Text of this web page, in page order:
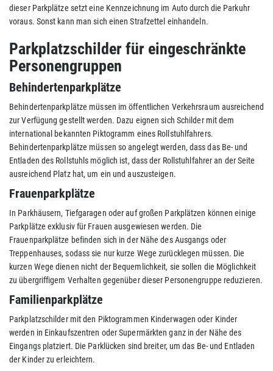
dieser Parkplätze setzt eine Kennzeichnung im Auto durch die Parkuhr
voraus. Sonst kann man sich einen Strafzettel einhandeln.
Parkplatzschilder für eingeschränkte
Personengruppen
Behindertenparkplätze
Behindertenparkplätze müssen im öffentlichen Verkehrsraum ausreichend
zur Verfügung gestellt werden. Dazu eignen sich Schilder mit dem
international bekannten Piktogramm eines Rollstuhlfahrers.
Behindertenparkplätze müssen so angelegt werden, dass das Be- und
Entladen des Rollstuhls möglich ist, dass der Rollstuhlfahrer an der Seite
ausreichend Platz hat, um ein und auszusteigen.
Frauenparkplätze
In Parkhäusern, Tiefgaragen oder auf großen Parkplätzen können einige
Parkplätze exklusiv für Frauen ausgewiesen werden. Die
Frauenparkplätze befinden sich in der Nähe des Ausgangs oder
Treppenhauses, sodass sie nur kurze Wege zurücklegen müssen. Die
kurzen Wege dienen nicht der Bequemlichkeit, sie sollen die Möglichkeit
zu übergriffigem Verhalten gegenüber dieser Personengruppe reduzieren.
Familienparkplätze
Parkplatzschilder mit den Piktogrammen Kinderwagen oder Kinder
werden in Einkaufszentren oder Supermärkten ganz in der Nähe des
Eingangs platziert. Die Parklücken sind breiter, um das Be- und Entladen
der Kinder zu erleichtern.